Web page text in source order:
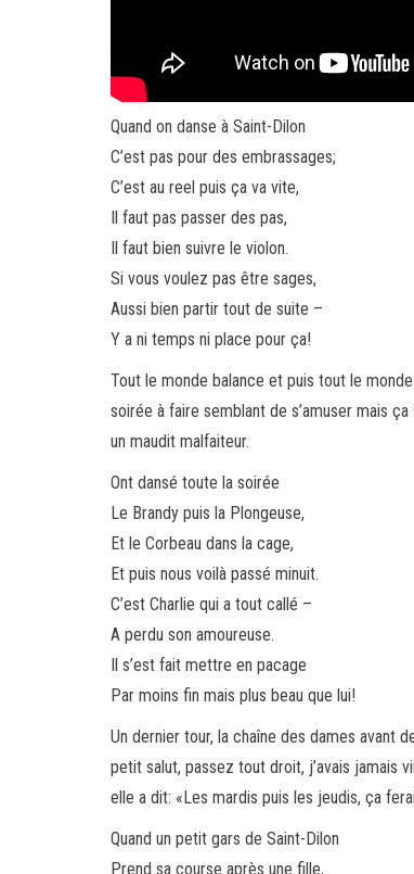
Quand on danse à Saint-Dilon
C’est pas pour des embrassages;
C’est au reel puis ça va vite,
Il faut pas passer des pas,
Il faut bien suivre le violon.
Si vous voulez pas être sages,
Aussi bien partir tout de suite –
Y a ni temps ni place pour ça!
Tout le monde balance et puis tout le
soirée à faire semblant de s’amuser mais
un maudit malfaiteur.
Ont dansé toute la soirée
Le Brandy puis la Plongeuse,
Et le Corbeau dans la cage,
Et puis nous voilà passé minuit.
C’est Charlie qui a tout callé –
A perdu son amoureuse.
Il s’est fait mettre en pacage
Par moins fin mais plus beau que lui!
Un dernier tour, la chaîne des dames avant
petit salut, passez tout droit, j’avais jamais
elle a dit: «Les mardis puis les jeudis, ça
Quand un petit gars de Saint-Dilon
Prend sa course après une fille,